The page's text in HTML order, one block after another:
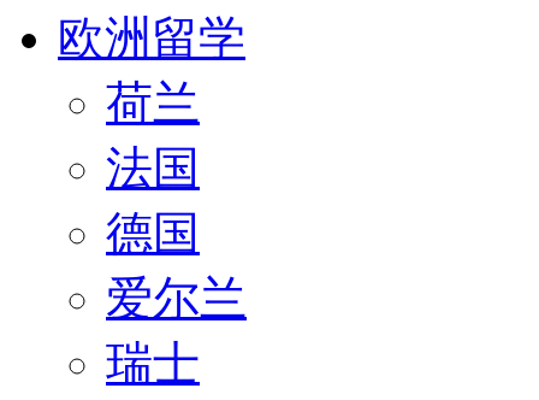
欧洲留学
荷兰
法国
德国
爱尔兰
瑞士